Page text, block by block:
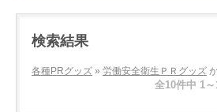
検索結果
各種PRグッズ » 労働安全衛生ＰＲグッズ
全10件中 1～